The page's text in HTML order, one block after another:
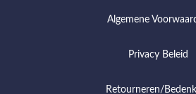
Algemene
Privacy Beleid
Retourneren/